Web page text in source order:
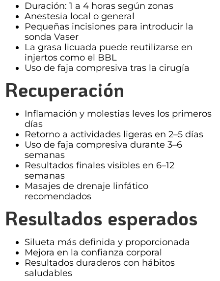
Duración: 1 a 4 horas según zonas
Anestesia local o general
Pequeñas incisiones para introducir la
sonda Vaser
La grasa licuada puede reutilizarse en
injertos como el BBL
Uso de faja compresiva tras la cirugía
Recuperación
Inflamación y molestias leves los primeros
días
Retorno a actividades ligeras en 2–5 días
Uso de faja compresiva durante 3–6
semanas
Resultados finales visibles en 6–12
semanas
Masajes de drenaje linfático
recomendados
Resultados esperados
Silueta más definida y proporcionada
Mejora en la confianza corporal
Resultados duraderos con hábitos
saludables